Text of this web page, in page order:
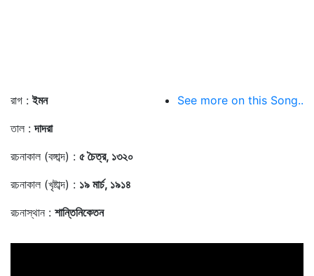
রাগ :ইমন
তাল :দাদরা
রচনাকাল (বঙ্গাব্দ) : ৫ চৈত্র, ১৩২০
রচনাকাল (খৃষ্টাব্দ) : ১৯ মার্চ, ১৯১৪
রচনাস্থান : শান্তিনিকেতন
See more on this Song..